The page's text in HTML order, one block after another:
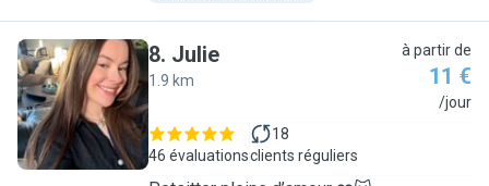
J
8. Julie
1.9 km
à partir de
11 €
/jour
46 évaluations
18
clients réguliers